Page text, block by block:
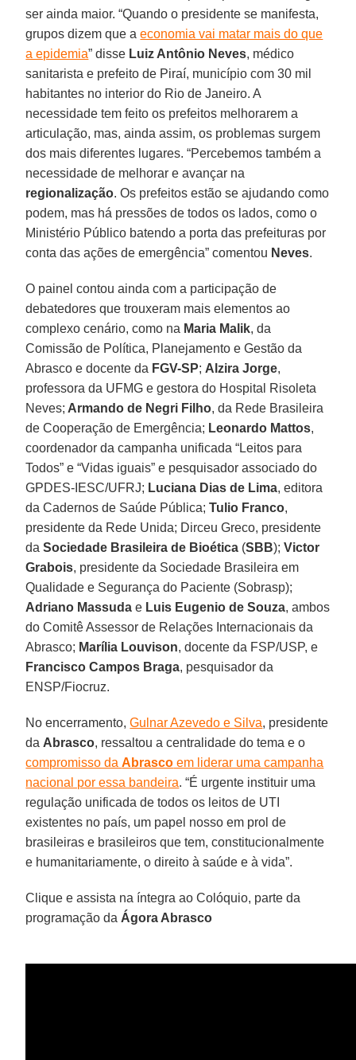
ser ainda maior. “Quando o presidente se manifesta,
grupos dizem que aeconomia vai matar mais do que
a epidemia” disse Luiz Antônio Neves, médico
sanitarista e prefeito de Piraí, município com 30 mil
habitantes no interior do Rio de Janeiro. A
necessidade tem feito os prefeitos melhorarem a
articulação, mas, ainda assim, os problemas surgem
dos mais diferentes lugares. “Percebemos também a
necessidade de melhorar e avançar na
regionalização. Os prefeitos estão se ajudando como
podem, mas há pressões de todos os lados, como o
Ministério Público batendo a porta das prefeituras por
conta das ações de emergência” comentou Neves.
O painel contou ainda com a participação de
debatedores que trouxeram mais elementos ao
complexo cenário, como na Maria Malik, da
Comissão de Política, Planejamento e Gestão da
Abrasco e docente da FGV-SP; Alzira Jorge,
professora da UFMG e gestora do Hospital Risoleta
Neves; Armando de Negri Filho, da Rede Brasileira
de Cooperação de Emergência; Leonardo Mattos,
coordenador da campanha unificada “Leitos para
Todos” e “Vidas iguais” e pesquisador associado do
GPDES-IESC/UFRJ; Luciana Dias de Lima, editora
da Cadernos de Saúde Pública;Tulio Franco,
presidente da Rede Unida; Dirceu Greco, presidente
daSociedade Brasileira de Bioética (SBB);Victor
Grabois, presidente da Sociedade Brasileira em
Qualidade e Segurança do Paciente (Sobrasp);
Adriano Massuda e Luis Eugenio de Souza, ambos
do Comitê Assessor de Relações Internacionais da
Abrasco; Marília Louvison, docente da FSP/USP, e
Francisco Campos Braga, pesquisador da
ENSP/Fiocruz.
No encerramento,Gulnar Azevedo e Silva, presidente
da Abrasco, ressaltou a centralidade do tema e o
compromisso daAbrasco em liderar uma campanha
nacional por essa bandeira. “É urgente instituir uma
regulação unificada de todos os leitos de UTI
existentes no país, um papel nosso em prol de
brasileiras e brasileiros que tem, constitucionalmente
e humanitariamente, o direito à saúde e à vida”.
Clique e assista na íntegra ao Colóquio, parte da
programação da Ágora Abrasco